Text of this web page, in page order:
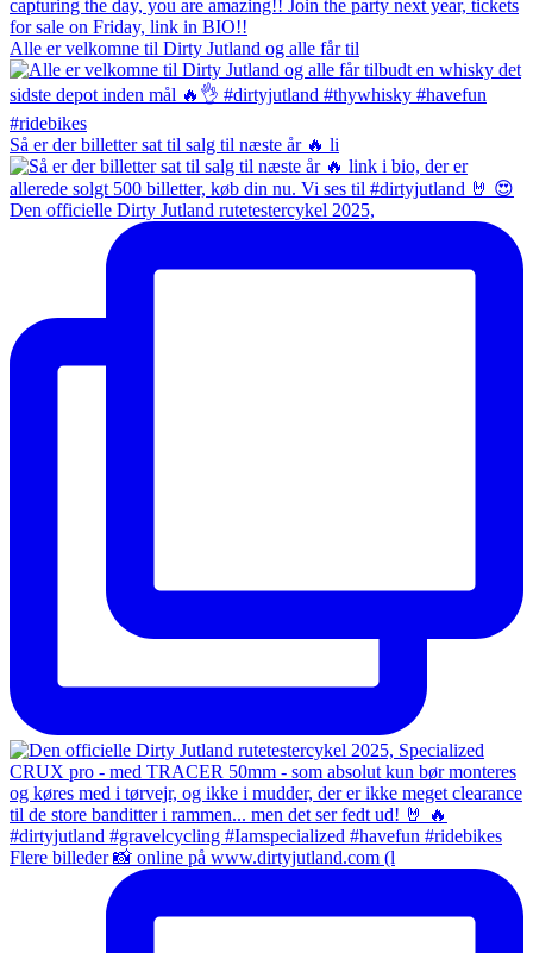
Alle er velkomne til Dirty Jutland og alle får til
Så er der billetter sat til salg til næste år 🔥 li
Den officielle Dirty Jutland rutetestercykel 2025,
Flere billeder 📸 online på www.dirtyjutland.com (l